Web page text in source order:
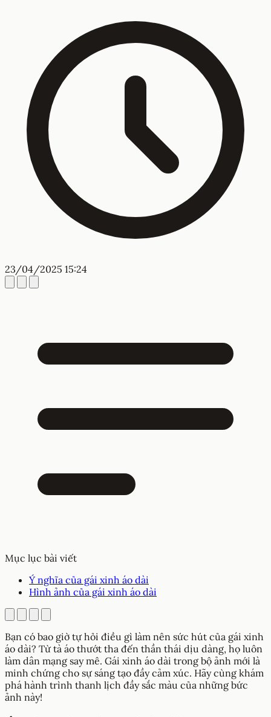
23/04/2025 15:24
Mục lục bài viết
Ý nghĩa của gái xinh áo dài
Hình ảnh của gái xinh áo dài
Bạn có bao giờ tự hỏi điều gì làm nên sức hút của gái xinh
áo dài? Từ tà áo thướt tha đến thần thái dịu dàng, họ luôn
làm dân mạng say mê. Gái xinh áo dài trong bộ ảnh mới là
minh chứng cho sự sáng tạo đầy cảm xúc. Hãy cùng khám
phá hành trình thanh lịch đầy sắc màu của những bức
ảnh này!